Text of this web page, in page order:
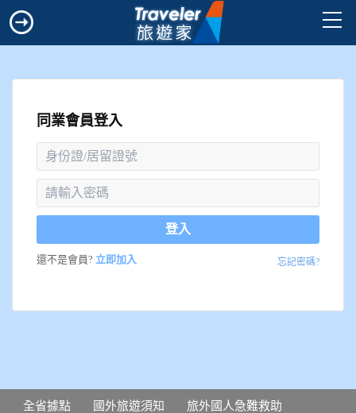
同業會員登入
登入
還不是會員? 立即加入 忘記密碼?
全省據點 國外旅遊須知 旅外國人急難救助